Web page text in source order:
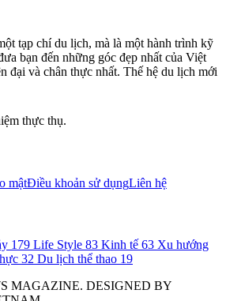
tạp chí du lịch, mà là một hành trình kỹ
bạn đến những góc đẹp nhất của Việt
đại và chân thực nhất. Thế hệ du lịch mới
thực thụ.
mậtĐiều khoản sử dụngLiên hệ
179 Life Style 83 Kinh tế 63 Xu hướng
32 Du lịch thể thao 19
MAGAZINE. DESIGNED BY